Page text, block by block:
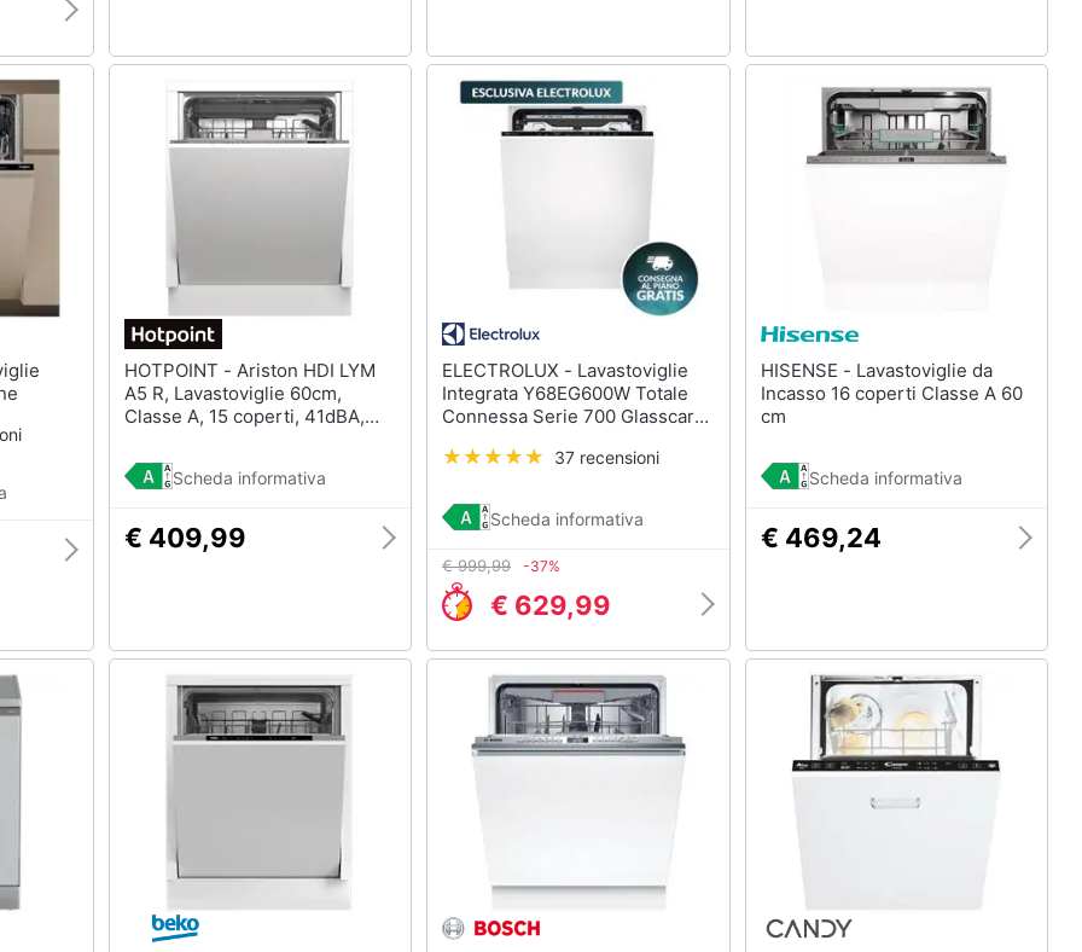
HOTPOINT - Ariston HDI LYM
A5 R, Lavastoviglie 60cm,
Classe A, 15 coperti, 41dBA,
Scheda informativa
€ 409,99
ELECTROLUX - Lavastoviglie
Integrata Y68EG600W Totale
Connessa Serie 700 Glasscare
37 recensioni
Scheda informativa
€ 999,99 -37%
€ 629,99
HISENSE - Lavastoviglie da
Incasso 16 coperti Classe A 60
cm
Scheda informativa
€ 469,24